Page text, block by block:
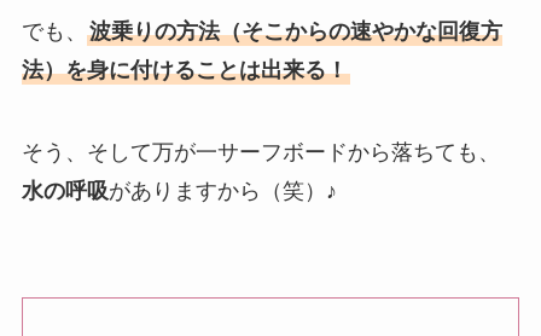
でも、 波乗りの方法（そこからの速やかな回復方
法）を身に付けることは出来る！
そう、そして万が一サーフボードから落ちても、
水の呼吸がありますから（笑）♪